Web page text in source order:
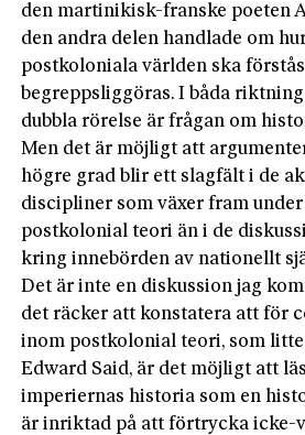
den martinikisk-­franske poeten
den andra delen handlade om
postkoloniala världen ska
begreppsliggöras. I båda
dubbla rörelse är frågan om
Men det är möjligt att
högre grad blir ett slagfält i de
discipliner som växer fram
postkolonial teori än i de
kring innebörden av nationellt
Det är inte en diskussion jag
det räcker att konstatera att för
inom postkolonial teori, som
Edward Said, är det möjligt att
imperiernas historia som en
är inriktad på att förtrycka icke-